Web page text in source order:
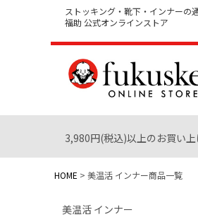
ストッキング・靴下・インナーの
福助 公式オンラインストア
3,980円(税込)以上のお買い上
HOME 美温活 インナー商品一覧
美温活 インナー
ブランド一覧
在庫なし商品